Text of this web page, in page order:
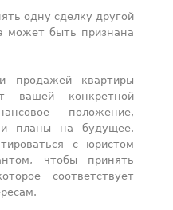
одну сделку другой
может быть признана
продажей квартиры
вашей конкретной
положение,
и планы на будущее.
с юристом
чтобы принять
соответствует